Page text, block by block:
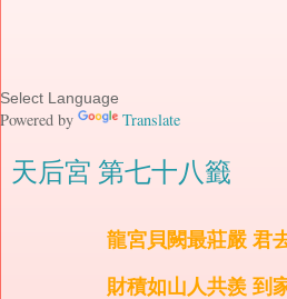
Powered by Translate
天后宮 第七十八籤
龍宮貝闕最莊嚴 君
財積如山人共羨 到